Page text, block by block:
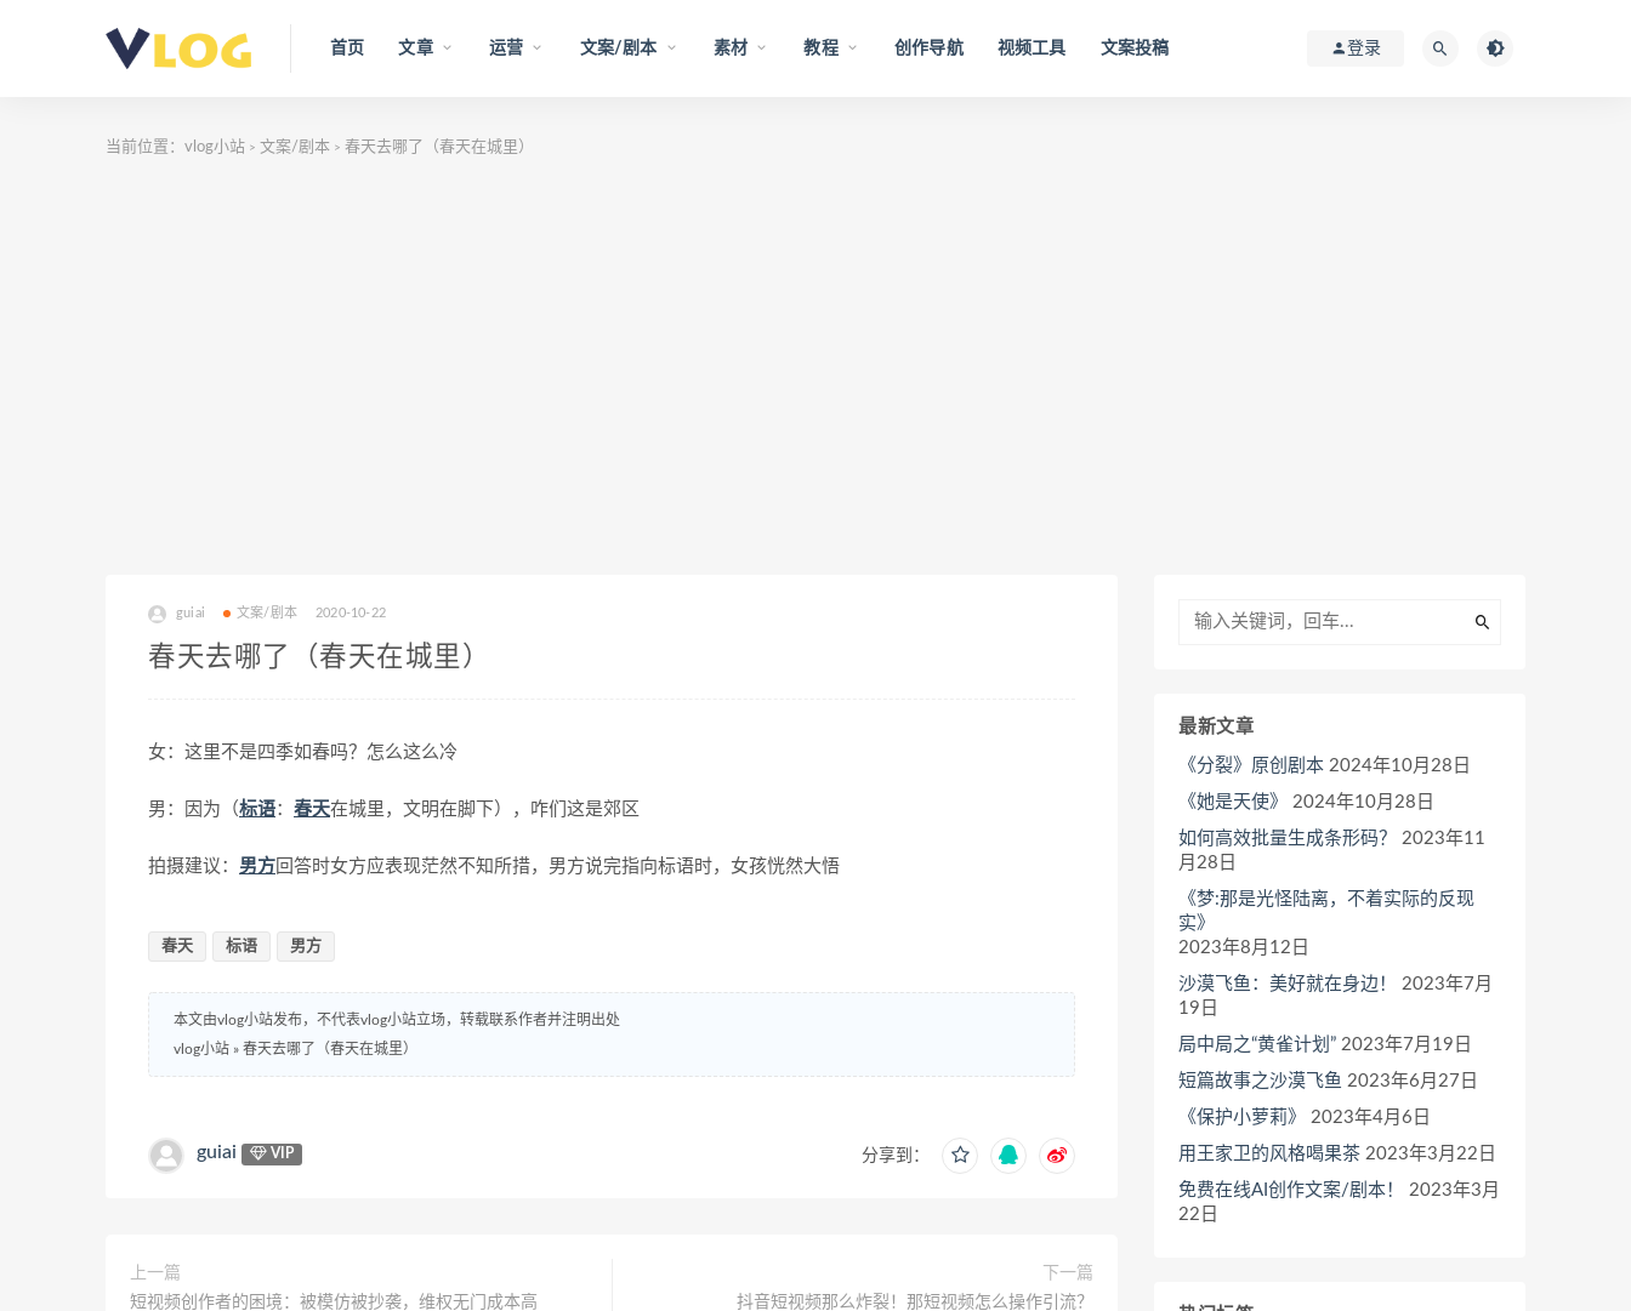
首页 文章 运营 文案/剧本 素材 教程 创作导航 视频工具 文案投稿 登录
当前位置： vlog小站 > 文案/剧本 > 春天去哪了（春天在城里）
guiai 文案/剧本 2020-10-22
春天去哪了（春天在城里）
女：这里不是四季如春吗？怎么这么冷
男：因为（标语： 春天在城里，文明在脚下），咋们这是郊区
拍摄建议： 男方 回答时女方应表现茫然不知所措，男方说完指向标语时，女孩恍然大悟
春天 标语 男方
本文由vlog小站发布，不代表vlog小站立场，转载联系作者并注明出处
vlog小站 » 春天去哪了（春天在城里）
guiai VIP 分享到：
上一篇
短视频创作者的困境：被模仿被抄袭，维权无门成本高
下一篇
抖音短视频那么炸裂！那短视频怎么操作引流？
最新文章
《分裂》原创剧本 2024年10月28日
《她是天使》
2024年10月28日
如何高效批量生成条形码？
2023年11
月28日
《梦:那是光怪陆离，不着实际的反现
实》
2023年8月12日
沙漠飞鱼：美好就在身边！
2023年7月
19日
局中局之“黄雀计划” 2023年7月19日
短篇故事之沙漠飞鱼 2023年6月27日
《保护小萝莉》
2023年4月6日
用王家卫的风格喝果茶 2023年3月22日
免费在线AI创作文案/剧本！
2023年3月
22日